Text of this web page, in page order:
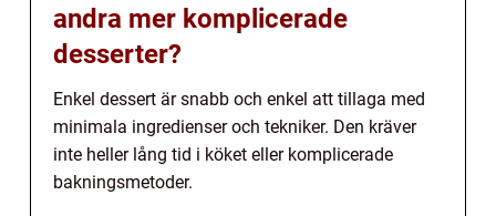
andra mer komplicerade
desserter?
Enkel dessert är snabb och enkel att tillaga med
minimala ingredienser och tekniker. Den kräver
inte heller lång tid i köket eller komplicerade
bakningsmetoder.